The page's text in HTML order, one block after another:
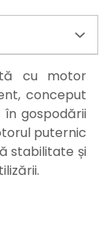
cu motor
conceput
gospodării
puternic
stabilitate și